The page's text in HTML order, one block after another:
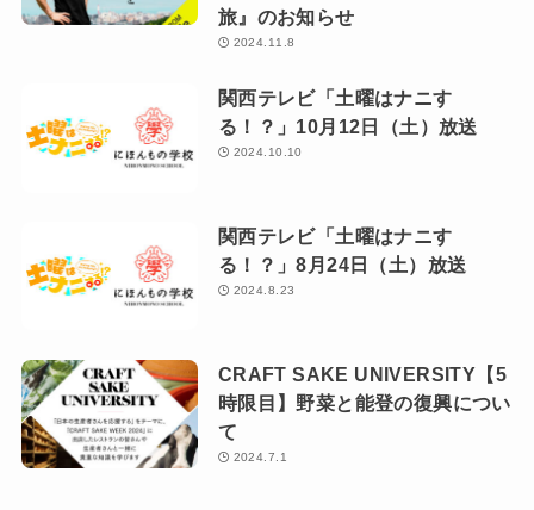
旅』のお知らせ
2024.11.8
関西テレビ「土曜はナニす
る！？」10月12日（土）放送
2024.10.10
関西テレビ「土曜はナニす
る！？」8月24日（土）放送
2024.8.23
CRAFT SAKE UNIVERSITY【5
時限目】野菜と能登の復興につい
て
2024.7.1